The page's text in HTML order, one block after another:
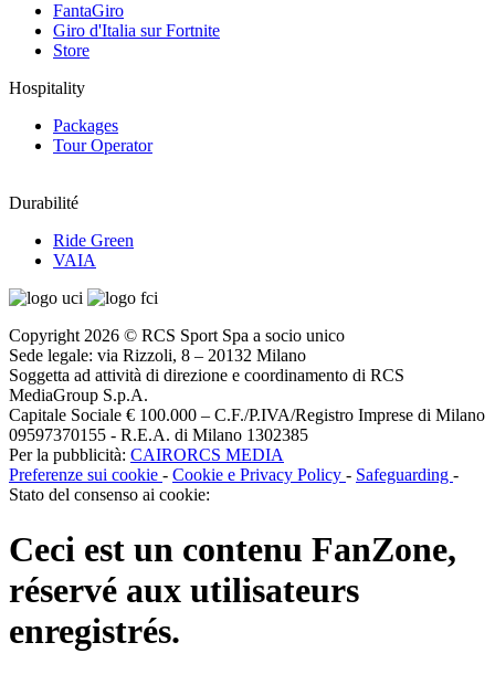
FantaGiro
Giro d'Italia sur Fortnite
Store
Hospitality
Packages
Tour Operator
Durabilité
Ride Green
VAIA
Copyright 2026 © RCS Sport Spa a socio unico
Sede legale: via Rizzoli, 8 – 20132 Milano
Soggetta ad attività di direzione e coordinamento di RCS
MediaGroup S.p.A.
Capitale Sociale € 100.000 – C.F./P.IVA/Registro Imprese di Milano
09597370155 - R.E.A. di Milano 1302385
Per la pubblicità: CAIRORCS MEDIA
Preferenze sui cookie - Cookie e Privacy Policy - Safeguarding -
Stato del consenso ai cookie:
Ceci est un contenu FanZone,
réservé aux utilisateurs
enregistrés.